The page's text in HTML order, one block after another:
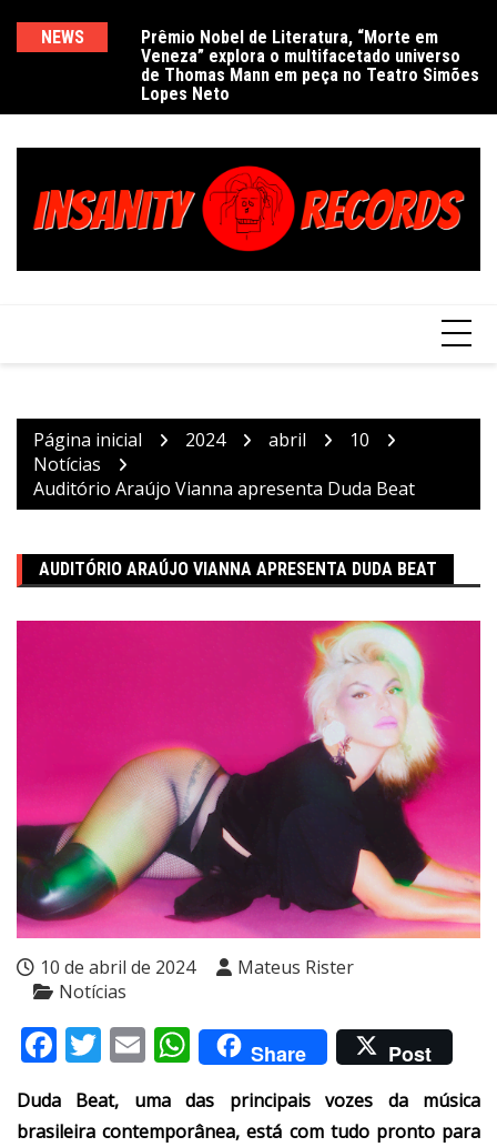
NEWS
Prêmio Nobel de Literatura, “Morte em
Veneza” explora o multifacetado universo
de Thomas Mann em peça no Teatro Simões
Lopes Neto
Página inicial 2024 abril
10
Notícias
Auditório Araújo Vianna apresenta Duda Beat
AUDITÓRIO ARAÚJO VIANNA APRESENTA DUDA BEAT
10 de abril de 2024
Mateus Rister
Notícias
Facebook
Twitter
EmailWhatsApp
Share Post
Duda Beat, uma das principais vozes da música
brasileira contemporânea, está com tudo pronto para